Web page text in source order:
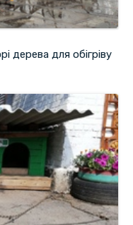
дерева для обігріву